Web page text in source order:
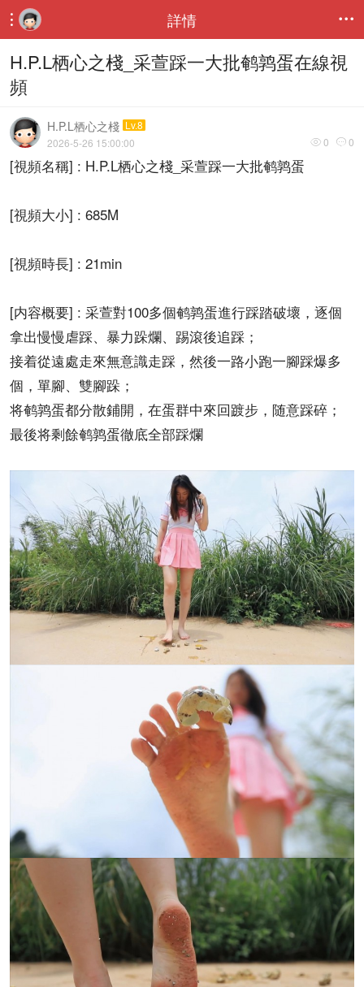
 詳情 
H.P.L栖心之棧_采萱踩一大批鹌鹑蛋在線視
頻
H.P.L栖心之棧 Lv.8
 0  0
2026-5-26 15:00:00
[視頻名稱] : H.P.L栖心之棧_采萱踩一大批鹌鹑蛋
[視頻大小] : 685M
[視頻時長] : 21min
[内容概要] : 采萱對100多個鹌鹑蛋進行踩踏破壞，逐個
拿出慢慢虐踩、暴力跺爛、踢滾後追踩；
接着從遠處走來無意識走踩，然後一路小跑一腳踩爆多
個，單腳、雙腳跺；
将鹌鹑蛋都分散鋪開，在蛋群中來回踱步，随意踩碎；
最後将剩餘鹌鹑蛋徹底全部踩爛